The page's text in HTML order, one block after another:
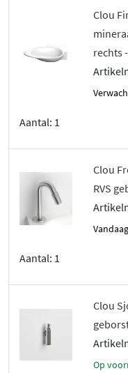
Clou
rechts
Aantal: 1
Clou
RVS
Aantal: 1
Clou
Op